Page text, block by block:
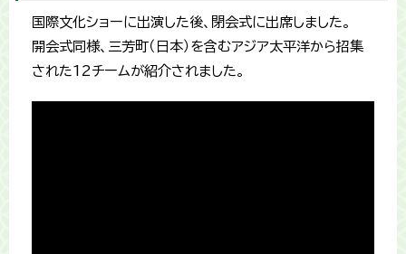
国際文化ショーに出演した後、閉会式に出席しました。
開会式同様、三芳町（日本）を含むアジア太平洋から招集
された12チームが紹介されました。